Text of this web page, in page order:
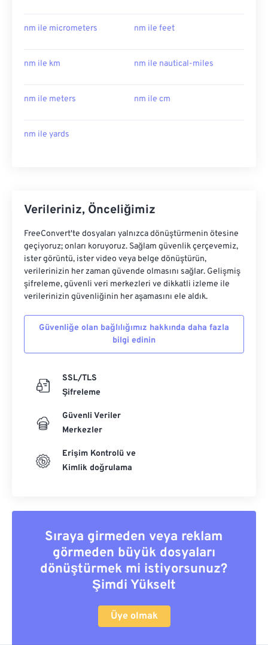
nm ile micrometers nm ile feet
nm ile km nm ile nautical-miles
nm ile meters nm ile cm
nm ile yards
Verileriniz, Önceliğimiz
FreeConvert'te dosyaları yalnızca dönüştürmenin ötesine
geçiyoruz; onları koruyoruz. Sağlam güvenlik çerçevemiz,
ister görüntü, ister video veya belge dönüştürün,
verilerinizin her zaman güvende olmasını sağlar. Gelişmiş
şifreleme, güvenli veri merkezleri ve dikkatli izleme ile
verilerinizin güvenliğinin her aşamasını ele aldık.
Güvenliğe olan bağlılığımız hakkında daha fazla
bilgi edinin
SSL/TLS
Şifreleme
Güvenli Veriler
Merkezler
Erişim Kontrolü ve
Kimlik doğrulama
Sıraya girmeden veya reklam
görmeden büyük dosyaları
dönüştürmek mi istiyorsunuz?
Şimdi Yükselt
Üye olmak